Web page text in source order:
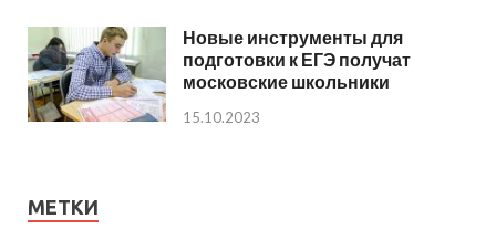
Новые инструменты для
подготовки к ЕГЭ получат
московские школьники
15.10.2023
МЕТКИ